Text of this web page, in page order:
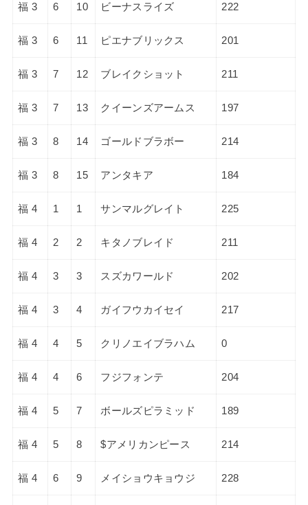
福 3 6 10 ビーナスライズ 222
福 3 6 11 ピエナブリックス 201
福 3 7 12 ブレイクショット 211
福 3 7 13 クイーンズアームス 197
福 3 8 14 ゴールドブラボー 214
福 3 8 15 アンタキア 184
福 4 1 1 サンマルグレイト 225
福 4 2 2 キタノブレイド 211
福 4 3 3 スズカワールド 202
福 4 3 4 ガイフウカイセイ 217
福 4 4 5 クリノエイブラハム 0
福 4 4 6 フジフォンテ 204
福 4 5 7 ボールズピラミッド 189
福 4 5 8 $アメリカンピース 214
福 4 6 9 メイショウキョウジ 228